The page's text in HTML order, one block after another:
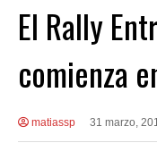
El Rally
comienza
matiassp 31 marzo,